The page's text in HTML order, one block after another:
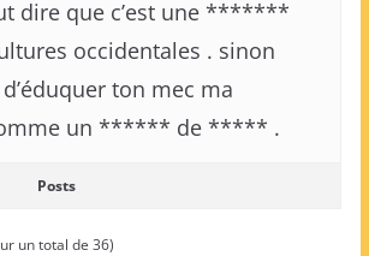
dire que c’est une *******
occidentales . sinon
ton mec ma
un ****** de ***** .
Posts
un total de 36)